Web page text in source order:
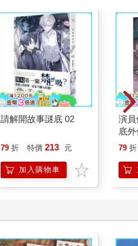
請解開故事謎底 02
79 折 特價 213 元
加入購物車
演
底
79 折